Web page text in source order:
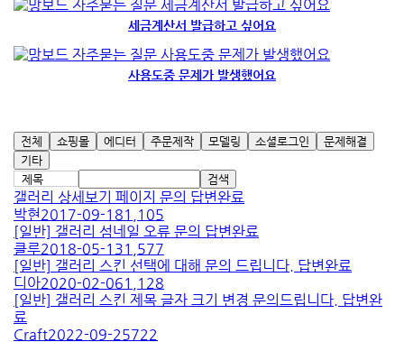
세금계산서 발급하고 싶어요
사용도중 문제가 발생했어요
전체 쇼핑몰 에디터 주문제작 모델링 소셜로그인
문제해결
기타
검색
갤러리 상세보기 페이지 문의 답변완료
박현2017-09-181,105
[일반] 갤러리 섬네일 오류 문의 답변완료
클루2018-05-131,577
[일반] 갤러리 스킨 선택에 대해 문의 드립니다. 답변완료
디아2020-02-061,128
[일반] 갤러리 스킨 제목 글자 크기 변경 문의드립니다. 답변완
료
Craft2022-09-25722